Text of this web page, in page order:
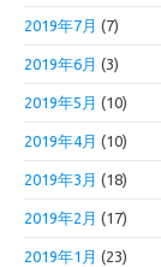
2019年7月 (7)
2019年6月 (3)
2019年5月 (10)
2019年4月 (10)
2019年3月 (18)
2019年2月 (17)
2019年1月 (23)